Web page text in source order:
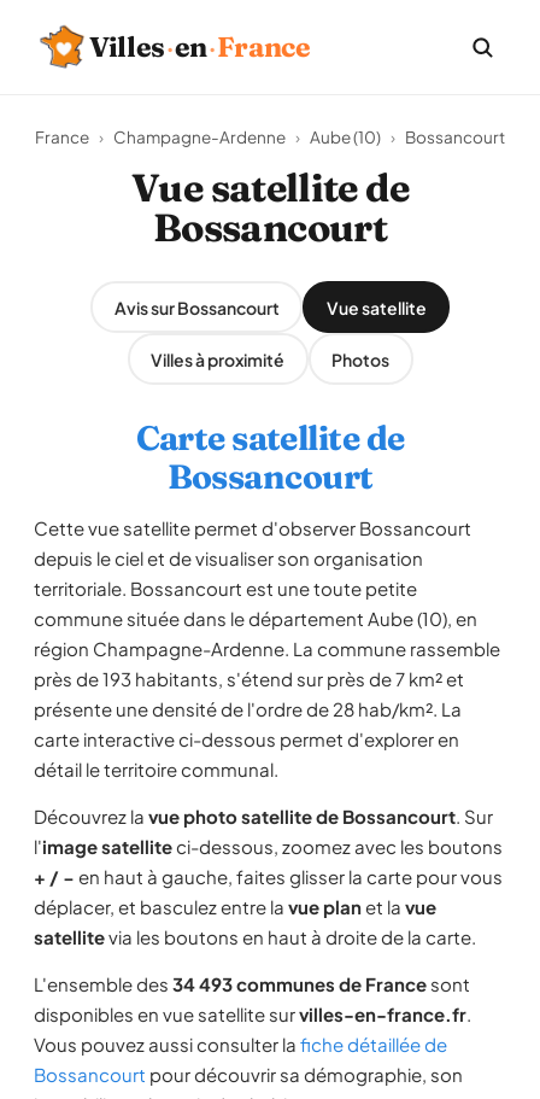
Villes·en·France
France › Champagne-Ardenne › Aube (10) › Bossancourt
Vue satellite de
Bossancourt
Avis sur Bossancourt Vue satellite
Villes à proximité Photos
Carte satellite de
Bossancourt
Cette vue satellite permet d'observer Bossancourt
depuis le ciel et de visualiser son organisation
territoriale. Bossancourt est une toute petite
commune située dans le département Aube (10), en
région Champagne-Ardenne. La commune rassemble
près de 193 habitants, s'étend sur près de 7 km² et
présente une densité de l'ordre de 28 hab/km². La
carte interactive ci-dessous permet d'explorer en
détail le territoire communal.
Découvrez la vue photo satellite de Bossancourt. Sur
l'image satelliteci-dessous, zoomez avec les boutons
+ / − en haut à gauche, faites glisser la carte pour vous
déplacer, et basculez entre la vue planet la vue
satellitevia les boutons en haut à droite de la carte.
L'ensemble des 34 493 communes de France sont
disponibles en vue satellite survilles-en-france.fr.
Vous pouvez aussi consulter la fiche détaillée de
Bossancourt pour découvrir sa démographie, son